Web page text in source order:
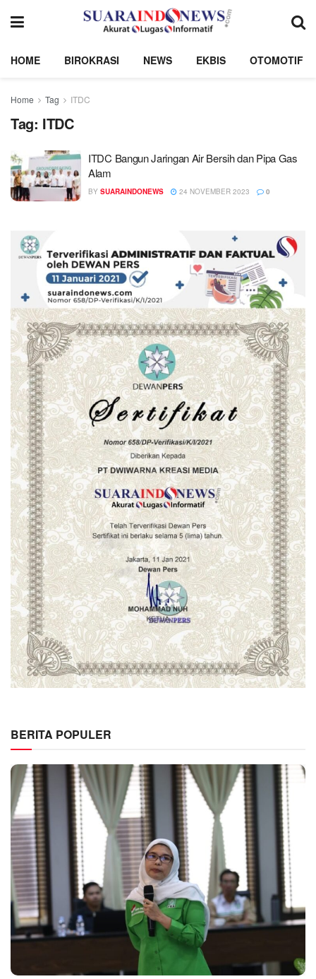
HOME BIROKRASI NEWS EKBIS OTOMOTIF
Home Tag ITDC
Tag: ITDC
ITDC Bangun Jaringan Air Bersih dan Pipa Gas
Alam
BY SUARAINDONEWS 24 NOVEMBER 2023 0
BERITA POPULER